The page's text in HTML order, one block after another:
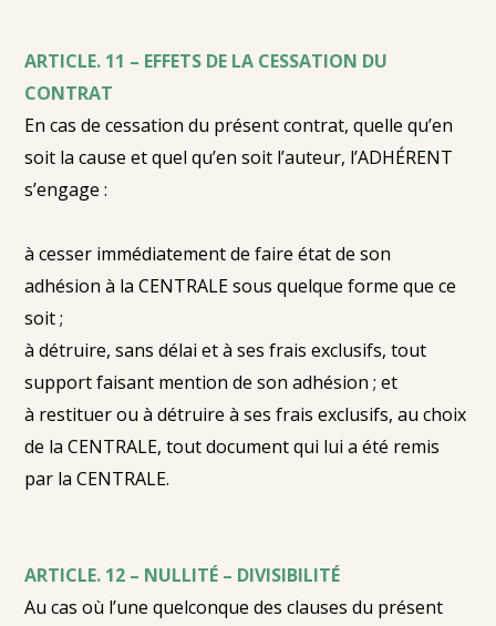
ARTICLE. 11 – EFFETS DE LA CESSATION DU
CONTRAT
En cas de cessation du présent contrat, quelle qu’en
soit la cause et quel qu’en soit l’auteur, l’ADHÉRENT
s’engage :
à cesser immédiatement de faire état de son
adhésion à la CENTRALE sous quelque forme que ce
soit ;
à détruire, sans délai et à ses frais exclusifs, tout
support faisant mention de son adhésion ; et
à restituer ou à détruire à ses frais exclusifs, au choix
de la CENTRALE, tout document qui lui a été remis
par la CENTRALE.
ARTICLE. 12 – NULLITÉ – DIVISIBILITÉ
Au cas où l’une quelconque des clauses du présent